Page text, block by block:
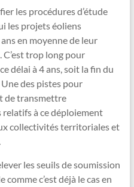
les procédures d’étude
les projets éoliens
en moyenne de leur
trop long pour
délai à 4 ans, soit la fin du
des pistes pour
de transmettre
à ce déploiement
collectivités territoriales et
les seuils de soumission
c’est déjà le cas en